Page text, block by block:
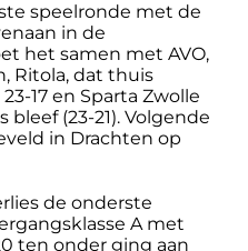
speelronde met de
in de
het samen met AVO,
Ritola, dat thuis
17 en Sparta Zwolle
(23-21). Volgende
in Drachten op
de onderste
A met
ten onder ging aan